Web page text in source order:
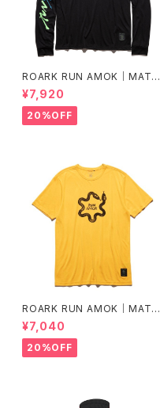
ROARK RUN AMOK｜MATHI
S LS col.BLACK FJORD
¥7,920
20%OFF
ROARK RUN AMOK｜MATHI
S CORE SS col.SUNBURST
¥7,040
20%OFF